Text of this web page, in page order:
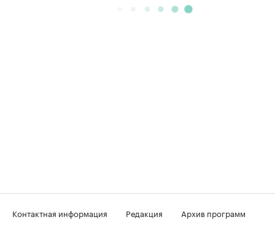
Контактная информация Редакция
Архив программ